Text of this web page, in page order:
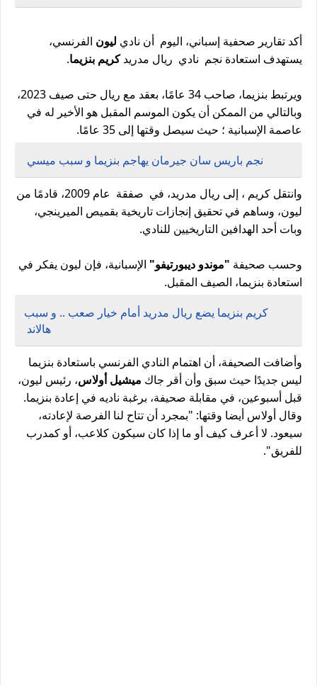
أكد تقارير صحفية إسباني، اليوم أن نادي ليون الفرنسي،
يستهدف استعادة نجم نادي ريال مدريدكريم بنزيما.
ويرتبط بنزيما، صاحب 34 عامًا، بعقد مع ريال حتى صيف 2023،
وبالتالي من الممكن أن يكون الموسم المقبل هو الأخير له في
عاصمة الإسبانية ؛ حيث سيصل وقتها إلى 35 عامًا.
نجم باريس سان جيرمان يهاجم بنزيما و سبب ميسي
وانتقل كريم ، إلى ريال مدريد، في صفقة عام 2009، قادمًا من
ليون، وساهم في تحقيق إنجازات تاريخية بقميص الميرينجي،
وبات أحد الهدافين التاريخيين للنادي.
وحسب صحيفة "موندو ديبورتيفو" الإسبانية، فإن ليون يفكر في
استعادة بنزيما، الصيف المقبل.
كريم بنزيما يضع ريال مدريد أمام خيار صعب .. و سبب
هالاند
وأضافت الصحيفة، أن اهتمام النادي الفرنسي باستعادة بنزيما
ليس جديدًا حيث سبق وأن أقر جاك ميشيل أولاس، رئيس ليون،
قبل أسبوعين، في مقابلة صحيفة، برغبة ناديه في إعادة بنزيما.
وقال أولاس أيضا وقتها: "بمجرد أن تتاح لنا الفرصة لإعادته،
سيعود. لا أعرف كيف أو ما إذا كان سيكون كلاعب، أو كمدرب
للفريق".